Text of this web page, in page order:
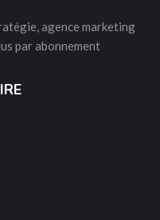
agence marketing
par abonnement